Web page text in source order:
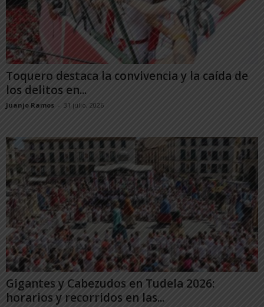
Toquero destaca la convivencia y la caída de
los delitos en...
Juanjo Ramos - 31 julio, 2026
Gigantes y Cabezudos en Tudela 2026:
horarios y recorridos en las...